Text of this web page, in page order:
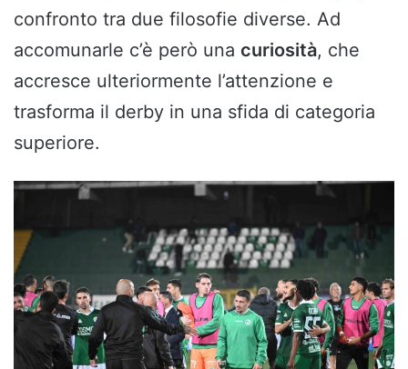
confronto tra due filosofie diverse. Ad
accomunarle c’è però una curiosità, che
accresce ulteriormente l’attenzione e
trasforma il derby in una sfida di categoria
superiore.